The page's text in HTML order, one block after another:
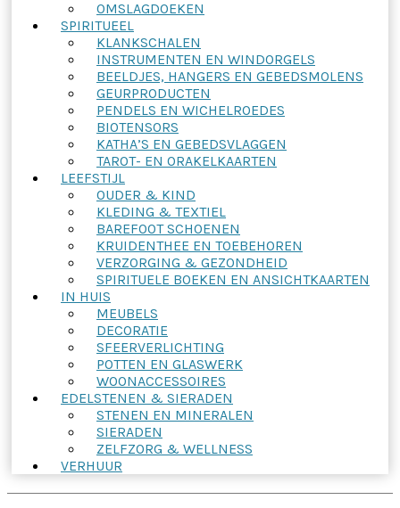
OMSLAGDOEKEN
SPIRITUEEL
KLANKSCHALEN
INSTRUMENTEN EN WINDORGELS
BEELDJES, HANGERS EN GEBEDSMOLENS
GEURPRODUCTEN
PENDELS EN WICHELROEDES
BIOTENSORS
KATHA’S EN GEBEDSVLAGGEN
TAROT- EN ORAKELKAARTEN
LEEFSTIJL
OUDER & KIND
KLEDING & TEXTIEL
BAREFOOT SCHOENEN
KRUIDENTHEE EN TOEBEHOREN
VERZORGING & GEZONDHEID
SPIRITUELE BOEKEN EN ANSICHTKAARTEN
IN HUIS
MEUBELS
DECORATIE
SFEERVERLICHTING
POTTEN EN GLASWERK
WOONACCESSOIRES
EDELSTENEN & SIERADEN
STENEN EN MINERALEN
SIERADEN
ZELFZORG & WELLNESS
VERHUUR